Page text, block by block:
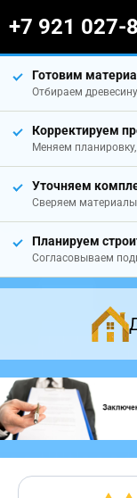
+7 921 027-
Готовим
Отбираем
Корректируем
Меняем
Уточняем
Сверяем материалы
Планируем
Согласовываем